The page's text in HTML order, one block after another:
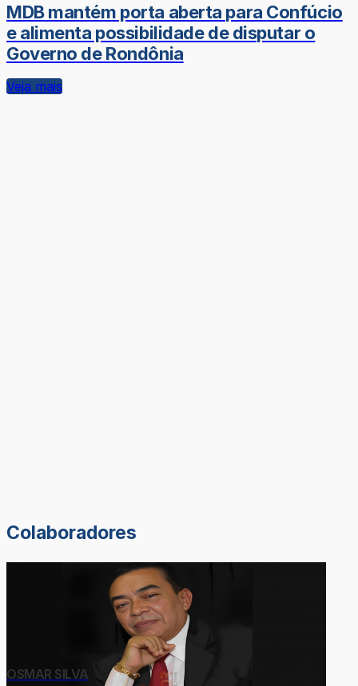
MDB mantém porta aberta para Confúcio
e alimenta possibilidade de disputar o
Governo de Rondônia
Veja mais
Colaboradores
OSMAR SILVA